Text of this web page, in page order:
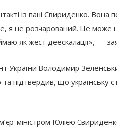
із пані Свириденко.
я не розчарований. Це може
як жест деескалації», —
України Володимир
підтвердив, що українську
міністром Юлією